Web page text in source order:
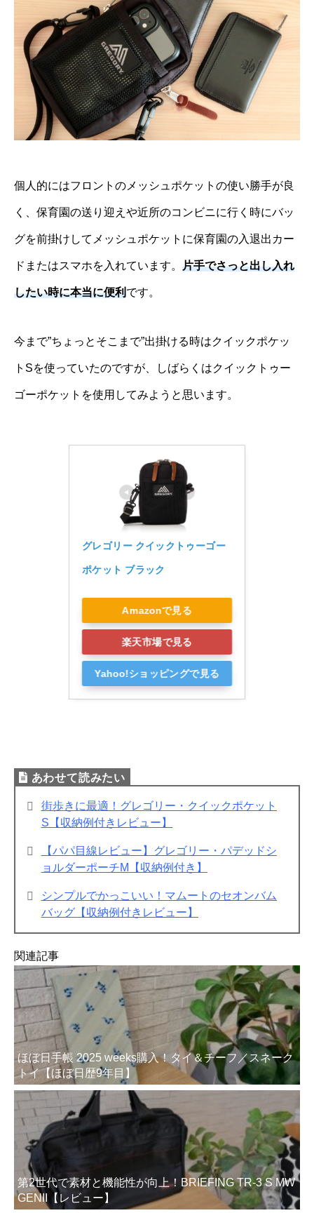
個人的にはフロントのメッシュポケットの使い勝手が良
く、保育園の送り迎えや近所のコンビニに行く時にバッ
グを前掛けしてメッシュポケットに保育園の入退出カー
ドまたはスマホを入れています。 片手でさっと出し入れ
したい時に本当に便利 です。
今まで”ちょっとそこまで”出掛ける時はクイックポケッ
トSを使っていたのですが、しばらくはクイックトゥー
ゴーポケットを使用してみようと思います。
グレゴリー クイックトゥーゴー
ポケット ブラック
Amazonで見る
楽天市場で見る
Yahoo!ショッピングで見る
街歩きに最適！グレゴリー・クイックポケット
S【収納例付きレビュー】
【パパ目線レビュー】グレゴリー・パデッドシ
ョルダーポーチM【収納例付き】
シンプルでかっこいい！マムートのセオンバム
バッグ【収納例付きレビュー】
関連記事
ほぼ日手帳 2025 weeks購入！タイ＆チーフ／スネーク
トイ【ほぼ日歴9年目】
第2世代で素材と機能性が向上！BRIEFING TR-3 S MW
GENII【レビュー】